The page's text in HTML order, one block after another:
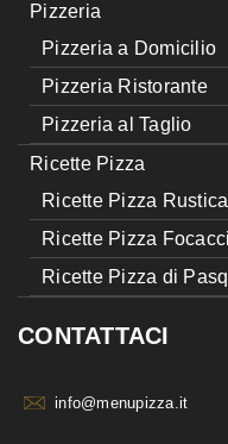
Pizzeria
Pizzeria a Domicilio
Pizzeria Ristorante
Pizzeria al Taglio
Ricette Pizza
Ricette Pizza Rustica
Ricette Pizza
Ricette Pizza di
CONTATTACI
info@menupizza.it